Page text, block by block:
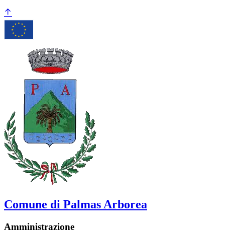
Comune di Palmas Arborea
Amministrazione